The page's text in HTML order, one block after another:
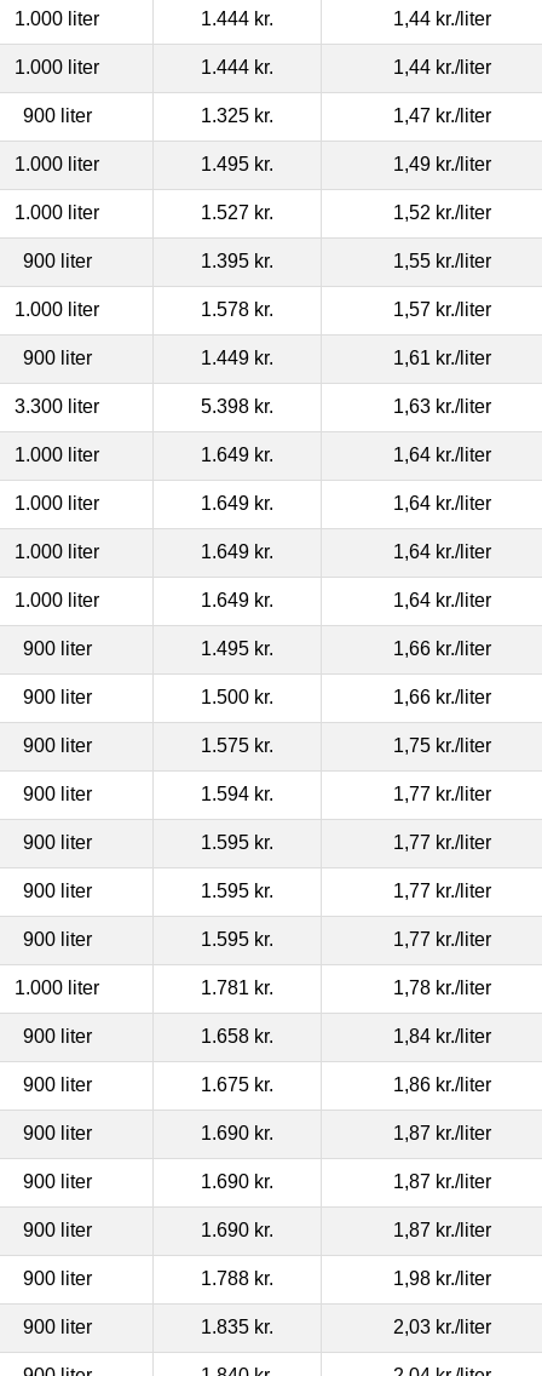
1.000 liter 1.444 kr. 1,44 kr./liter
1.000 liter 1.444 kr. 1,44 kr./liter
900 liter 1.325 kr. 1,47 kr./liter
1.000 liter 1.495 kr. 1,49 kr./liter
1.000 liter 1.527 kr. 1,52 kr./liter
900 liter 1.395 kr. 1,55 kr./liter
1.000 liter 1.578 kr. 1,57 kr./liter
900 liter 1.449 kr. 1,61 kr./liter
3.300 liter 5.398 kr. 1,63 kr./liter
1.000 liter 1.649 kr. 1,64 kr./liter
1.000 liter 1.649 kr. 1,64 kr./liter
1.000 liter 1.649 kr. 1,64 kr./liter
1.000 liter 1.649 kr. 1,64 kr./liter
900 liter 1.495 kr. 1,66 kr./liter
900 liter 1.500 kr. 1,66 kr./liter
900 liter 1.575 kr. 1,75 kr./liter
900 liter 1.594 kr. 1,77 kr./liter
900 liter 1.595 kr. 1,77 kr./liter
900 liter 1.595 kr. 1,77 kr./liter
900 liter 1.595 kr. 1,77 kr./liter
1.000 liter 1.781 kr. 1,78 kr./liter
900 liter 1.658 kr. 1,84 kr./liter
900 liter 1.675 kr. 1,86 kr./liter
900 liter 1.690 kr. 1,87 kr./liter
900 liter 1.690 kr. 1,87 kr./liter
900 liter 1.690 kr. 1,87 kr./liter
900 liter 1.788 kr. 1,98 kr./liter
900 liter 1.835 kr. 2,03 kr./liter